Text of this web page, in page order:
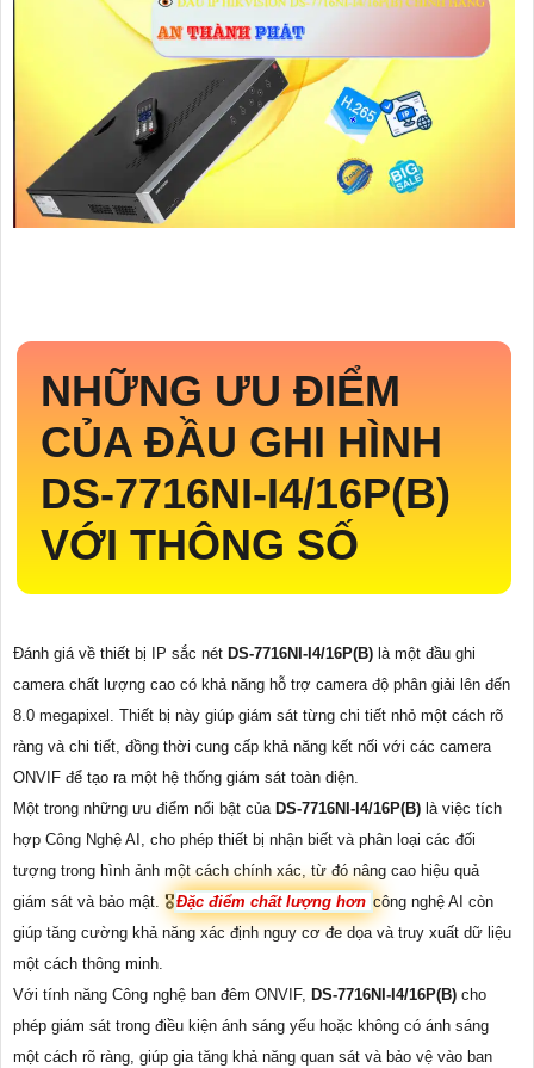
NHỮNG ƯU ĐIỂM
CỦA ĐẦU GHI HÌNH
DS-7716NI-I4/16P(B)
VỚI THÔNG SỐ
Đánh giá về thiết bị IP sắc nét DS-7716NI-I4/16P(B) là một đầu ghi
camera chất lượng cao có khả năng hỗ trợ camera độ phân giải lên đến
8.0 megapixel. Thiết bị này giúp giám sát từng chi tiết nhỏ một cách rõ
ràng và chi tiết, đồng thời cung cấp khả năng kết nối với các camera
ONVIF để tạo ra một hệ thống giám sát toàn diện.
Một trong những ưu điểm nổi bật của DS-7716NI-I4/16P(B) là việc tích
hợp Công Nghệ AI, cho phép thiết bị nhận biết và phân loại các đối
tượng trong hình ảnh một cách chính xác, từ đó nâng cao hiệu quả
giám sát và bảo mật. 🎖️Đặc điểm chất lượng hơn công nghệ AI còn
giúp tăng cường khả năng xác định nguy cơ đe dọa và truy xuất dữ liệu
một cách thông minh.
Với tính năng Công nghệ ban đêm ONVIF, DS-7716NI-I4/16P(B) cho
phép giám sát trong điều kiện ánh sáng yếu hoặc không có ánh sáng
một cách rõ ràng, giúp gia tăng khả năng quan sát và bảo vệ vào ban